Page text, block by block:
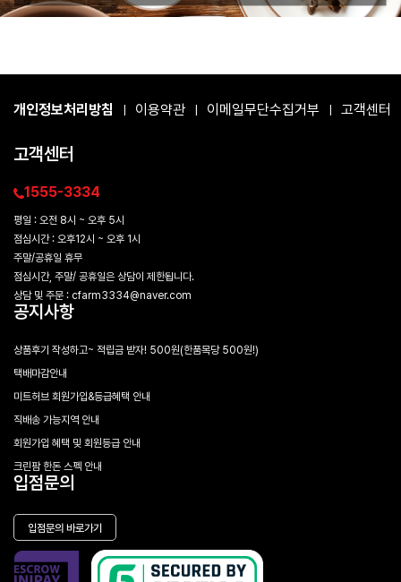
개인정보처리방침 이용약관 이메일무단수집거부 고객센터
고객센터
1555-3334
평일 : 오전 8시 ~ 오후 5시
점심시간 : 오후12시 ~ 오후 1시
주말/공휴일 휴무
점심시간, 주말/ 공휴일은 상담이 제한됩니다.
상담 및 주문 : cfarm3334@naver.com
공지사항
상품후기 작성하고~ 적립금 받자! 500원(한품목당 500원!)
택배마감안내
미트허브 회원가입&등급혜택 안내
직배송 가능지역 안내
회원가입 혜택 및 회원등급 안내
크린팜 한돈 스펙 안내
입점문의
입점문의 바로가기